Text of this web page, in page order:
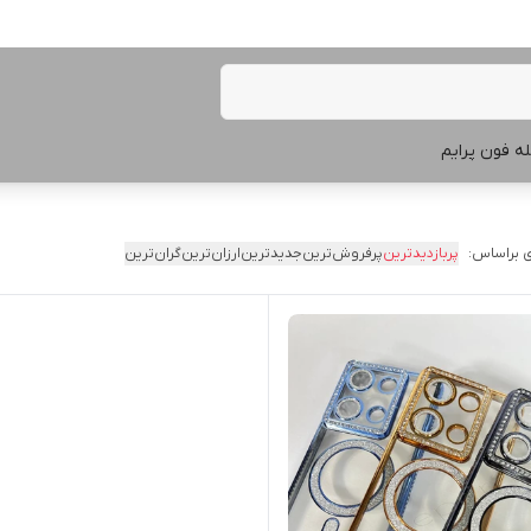
فون پرایم
براساس: پربازدیدترینپرفروش‌ترینجدیدترینارزان‌ترینگران‌ترین